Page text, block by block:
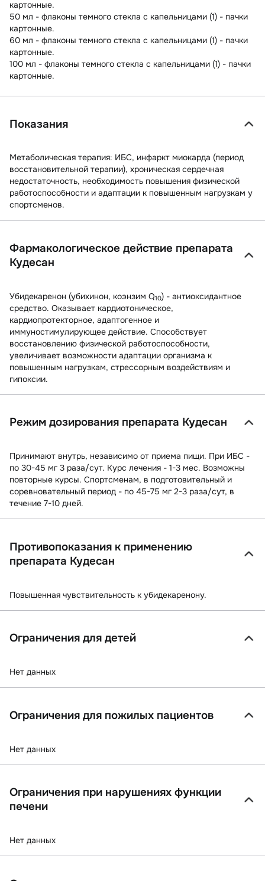
картонные.
50 мл - флаконы темного стекла с капельницами (1) - пачки
картонные.
60 мл - флаконы темного стекла с капельницами (1) - пачки
картонные.
100 мл - флаконы темного стекла с капельницами (1) - пачки
картонные.
Показания
Метаболическая терапия: ИБС, инфаркт миокарда (период
восстановительной терапии), хроническая сердечная
недостаточность, необходимость повышения физической
работоспособности и адаптации к повышенным нагрузкам у
спортсменов.
Фармакологическое действие препарата
Кудесан
Убидекаренон (убихинон, коэнзим Q10) - антиоксидантное
средство. Оказывает кардиотоническое,
кардиопротекторное, адаптогенное и
иммуностимулирующее действие. Способствует
восстановлению физической работоспособности,
увеличивает возможности адаптации организма к
повышенным нагрузкам, стрессорным воздействиям и
гипоксии.
Режим дозирования препарата Кудесан
Принимают внутрь, независимо от приема пищи. При ИБС -
по 30-45 мг 3 раза/сут. Курс лечения - 1-3 мес. Возможны
повторные курсы. Спортсменам, в подготовительный и
соревновательный период - по 45-75 мг 2-3 раза/сут, в
течение 7-10 дней.
Противопоказания к применению
препарата Кудесан
Повышенная чувствительность к убидекаренону.
Ограничения для детей
Нет данных
Ограничения для пожилых пациентов
Нет данных
Ограничения при нарушениях функции
печени
Нет данных